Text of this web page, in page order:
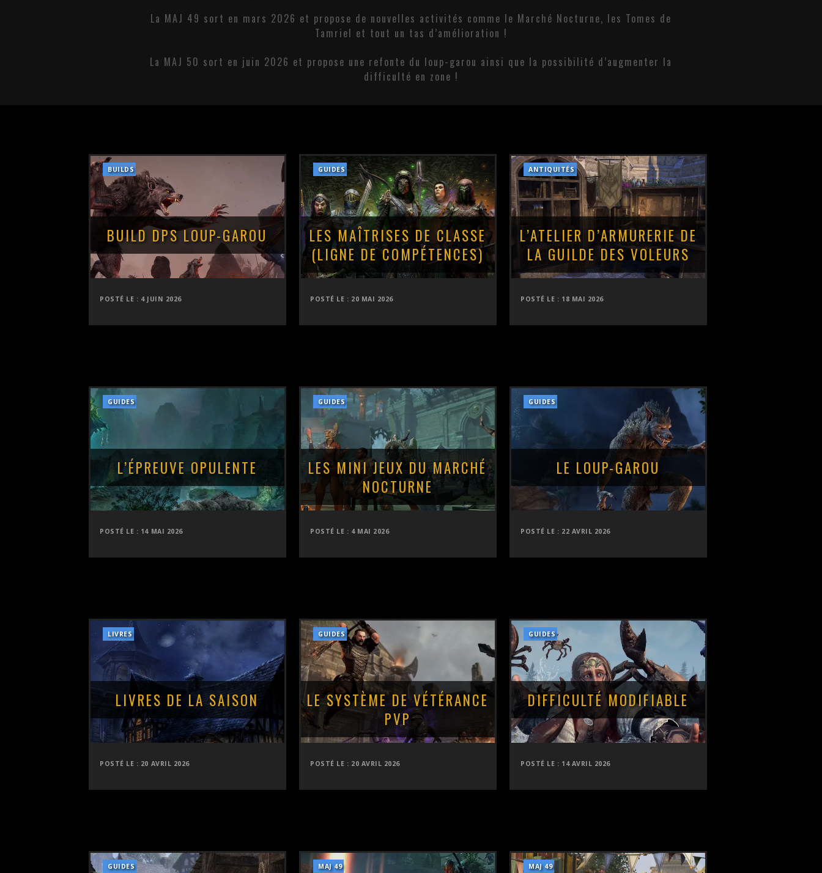
La MAJ 49 sort en mars 2026 et propose de nouvelles activités comme le Marché Nocturne, les Tomes de
Tamriel et tout un tas d’amélioration !
La MAJ 50 sort en juin 2026 et propose une refonte du loup-garou ainsi que la possibilité d’augmenter la
difficulté en zone !
BUILDS
BUILD DPS LOUP-GAROU
POSTÉ LE : 4 JUIN 2026
GUIDES
LES MAÎTRISES DE CLASSE
(LIGNE DE COMPÉTENCES)
POSTÉ LE : 20 MAI 2026
ANTIQUITÉS
L’ATELIER D’ARMURERIE DE
LA GUILDE DES VOLEURS
POSTÉ LE : 18 MAI 2026
GUIDES
L’ÉPREUVE OPULENTE
POSTÉ LE : 14 MAI 2026
GUIDES
LES MINI JEUX DU MARCHÉ
NOCTURNE
POSTÉ LE : 4 MAI 2026
GUIDES
LE LOUP-GAROU
POSTÉ LE : 22 AVRIL 2026
LIVRES
LIVRES DE LA SAISON
POSTÉ LE : 20 AVRIL 2026
GUIDES
LE SYSTÈME DE VÉTÉRANCE
PVP
POSTÉ LE : 20 AVRIL 2026
GUIDES
DIFFICULTÉ MODIFIABLE
POSTÉ LE : 14 AVRIL 2026
GUIDES MAJ 49 MAJ 49